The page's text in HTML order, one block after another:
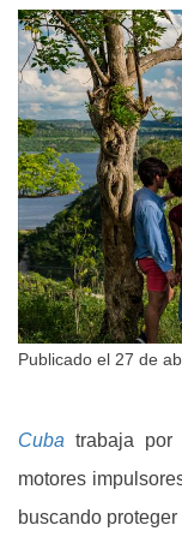
Publicado el 27 de
Cuba trabaja
motores
buscando